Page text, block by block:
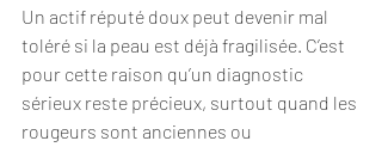
Un actif réputé doux peut devenir mal
toléré si la peau est déjà fragilisée. C’est
pour cette raison qu’un diagnostic
sérieux reste précieux, surtout quand les
rougeurs sont anciennes ou